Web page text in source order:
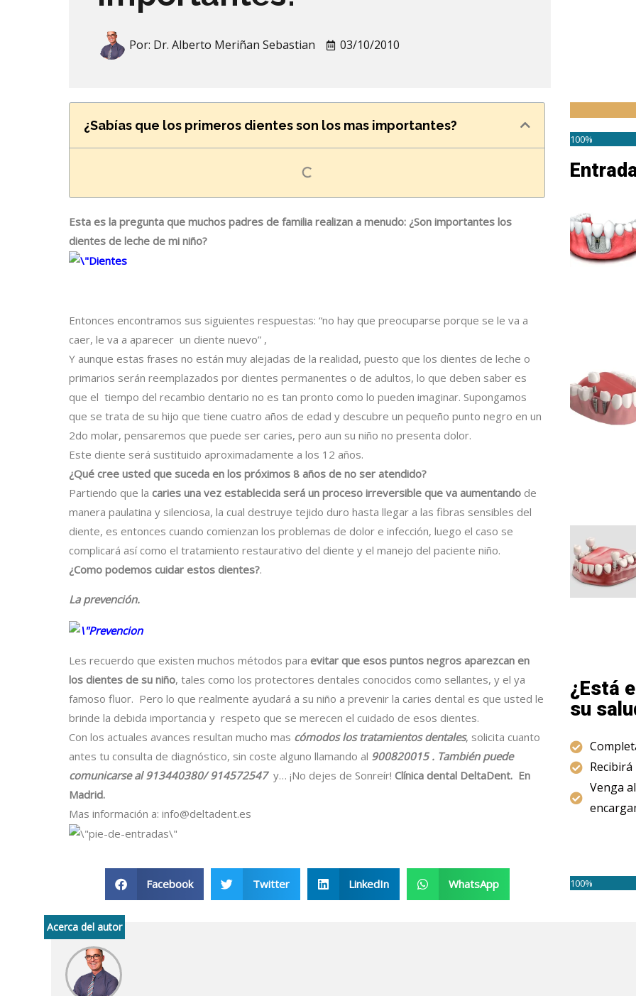
Por: Dr. Alberto Meriñan Sebastian 03/10/2010
¿Sabías que los primeros dientes son los mas importantes?
Esta es la pregunta que muchos padres de familia realizan a menudo: ¿Son importantes los
dientes de leche de mi niño?
Entonces encontramos sus siguientes respuestas: “no hay que preocuparse porque se le va a
caer, le va a aparecer un diente nuevo” ,
Y aunque estas frases no están muy alejadas de la realidad, puesto que los dientes de leche o
primarios serán reemplazados por dientes permanentes o de adultos, lo que deben saber es
que el tiempo del recambio dentario no es tan pronto como lo pueden imaginar. Supongamos
que se trata de su hijo que tiene cuatro años de edad y descubre un pequeño punto negro en un
2do molar, pensaremos que puede ser caries, pero aun su niño no presenta dolor.
Este diente será sustituido aproximadamente a los 12 años.
¿Qué cree usted que suceda en los próximos 8 años de no ser atendido?
Partiendo que la caries una vez establecida será un proceso irreversible que va aumentando de
manera paulatina y silenciosa, la cual destruye tejido duro hasta llegar a las fibras sensibles del
diente, es entonces cuando comienzan los problemas de dolor e infección, luego el caso se
complicará así como el tratamiento restaurativo del diente y el manejo del paciente niño.
¿Como podemos cuidar estos dientes?.
La prevención.
Les recuerdo que existen muchos métodos para evitar que esos puntos negros aparezcan en
los dientes de su niño, tales como los protectores dentales conocidos como sellantes, y el ya
famoso fluor. Pero lo que realmente ayudará a su niño a prevenir la caries dental es que usted le
brinde la debida importancia y respeto que se merecen el cuidado de esos dientes.
Con los actuales avances resultan mucho mas cómodos los tratamientos dentales, solicita cuanto
antes tu consulta de diagnóstico, sin coste alguno llamando al 900820015 . También puede
comunicarse al 913440380/ 914572547 y… ¡No dejes de Sonreír! Clínica dental DeltaDent. En
Madrid.
Mas información a: info@deltadent.es
Facebook Twitter LinkedIn WhatsApp
100%
¿Está
su
Venga
100%
Acerca del autor